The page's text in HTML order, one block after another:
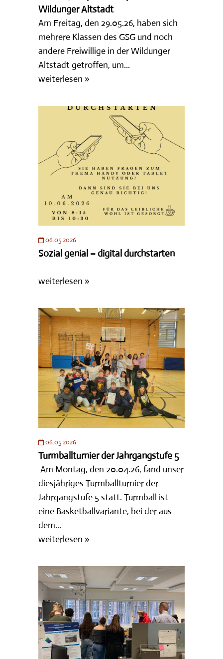
Wildunger Altstadt
Am Freitag, den 29.05.26, haben sich
mehrere Klassen des GSG und noch
andere Freiwillige in der Wildunger
Altstadt getroffen, um...
weiterlesen »
06.05.2026
Sozial genial – digital durchstarten
weiterlesen »
06.05.2026
Turmballturnier der Jahrgangstufe 5
Am Montag, den 20.04.26, fand unser
diesjähriges Turmballturnier der
Jahrgangstufe 5 statt. Turmball ist
eine Basketballvariante, bei der aus
dem...
weiterlesen »